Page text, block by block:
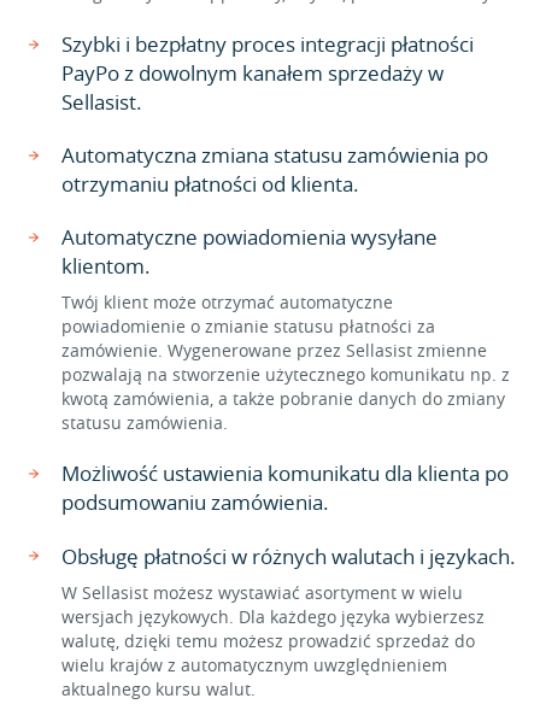
Szybki i bezpłatny proces integracji płatności
PayPo z dowolnym kanałem sprzedaży w
Sellasist.
Automatyczna zmiana statusu zamówienia po
otrzymaniu płatności od klienta.
Automatyczne powiadomienia wysyłane
klientom.
Twój klient może otrzymać automatyczne
powiadomienie o zmianie statusu płatności za
zamówienie. Wygenerowane przez Sellasist zmienne
pozwalają na stworzenie użytecznego komunikatu np. z
kwotą zamówienia, a także pobranie danych do zmiany
statusu zamówienia.
Możliwość ustawienia komunikatu dla klienta po
podsumowaniu zamówienia.
Obsługę płatności w różnych walutach i językach.
W Sellasist możesz wystawiać asortyment w wielu
wersjach językowych. Dla każdego języka wybierzesz
walutę, dzięki temu możesz prowadzić sprzedaż do
wielu krajów z automatycznym uwzględnieniem
aktualnego kursu walut.